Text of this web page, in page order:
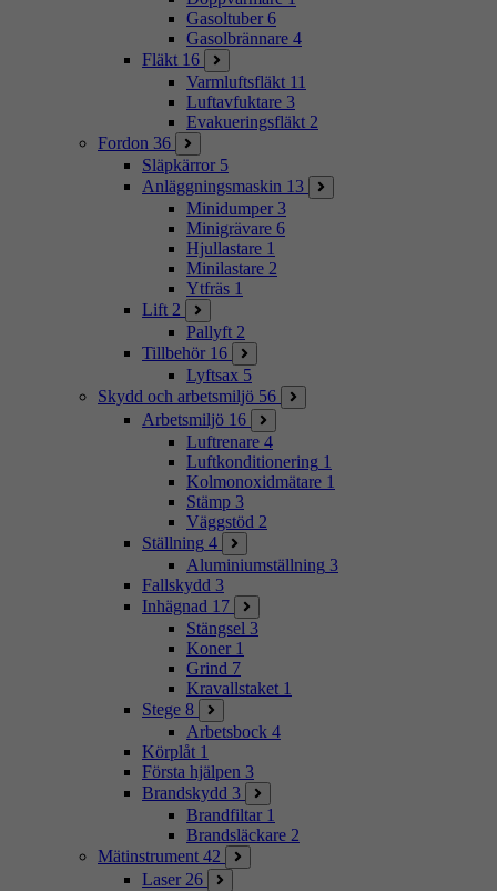
Gasoltuber 6
Gasolbrännare 4
Fläkt 16
Varmluftsfläkt 11
Luftavfuktare 3
Evakueringsfläkt 2
Fordon 36
Släpkärror 5
Anläggningsmaskin 13
Minidumper 3
Minigrävare 6
Hjullastare 1
Minilastare 2
Ytfräs 1
Lift 2
Pallyft 2
Tillbehör 16
Lyftsax 5
Skydd och arbetsmiljö 56
Arbetsmiljö 16
Luftrenare 4
Luftkonditionering 1
Kolmonoxidmätare 1
Stämp 3
Väggstöd 2
Ställning 4
Aluminiumställning 3
Fallskydd 3
Inhägnad 17
Stängsel 3
Koner 1
Grind 7
Kravallstaket 1
Stege 8
Arbetsbock 4
Körplåt 1
Första hjälpen 3
Brandskydd 3
Brandfiltar 1
Brandsläckare 2
Mätinstrument 42
Laser 26